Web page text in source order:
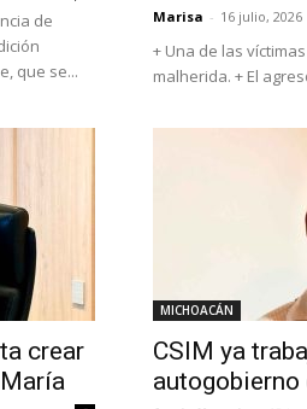
de
que se...
Marisa - 16 julio, 2026
+ Una de las
malherida. + El
crear
MICHOACÁN
CSIM ya